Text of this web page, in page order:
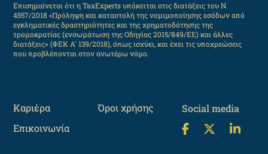
Επισημαίνεται ότι η TaxExperts υπόκειται στις διατάξεις του Ν.
4557/2018 «Πρόληψη και καταστολή της νομιμοποίησης εσόδων από
εγκληματικές δραστηριότητες και της χρηματοδότησης της
τρομοκρατίας (ενσωμάτωση της Οδηγίας 2015/849/ΕΕ) και άλλες
διατάξεις» (ΦΕΚ Α' 139/2018), όπως ισχύει, και έχει τις υποχρεώσεις
που προβλέπονται στον ανωτέρω νόμο.
Καριέρα
Επικοινωνία
Όροι χρήσης Social media